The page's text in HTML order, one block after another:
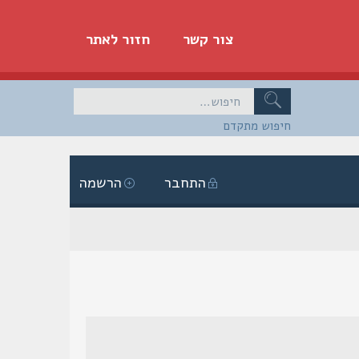
חזור לאתר צור קשר
חיפוש מתקדם
הרשמה התחבר